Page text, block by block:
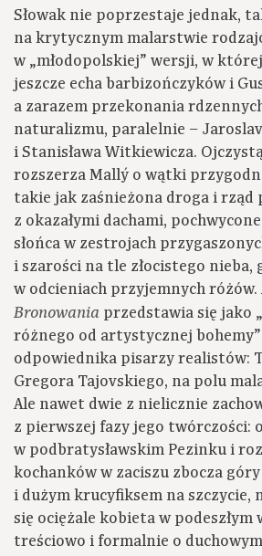
Słowak nie poprzestaje jednak,
na krytycznym malarstwie
w „młodopolskiej” wersji, w
jeszcze echa barbizończyków i
a zarazem przekonania
naturalizmu, paralelnie –
i Stanisława Witkiewicza.
rozszerza Mallý o wątki
takie jak zaśnieżona droga i rząd
z okazałymi dachami,
słońca w zestrojach
i szarości na tle złocistego nieba,
w odcieniach przyjemnych
Bronowania przedstawia się jako
różnego od artystycznej bohemy”
odpowiednika pisarzy realistów:
Gregora Tajovskiego, na polu
Ale nawet dwie z nielicznie
z pierwszej fazy jego twórczości:
w podbratysławskim Pezinku i
kochanków w zaciszu zbocza
i dużym krucyfiksem na szczycie,
się ociężale kobieta w podeszłym
treściowo i formalnie o